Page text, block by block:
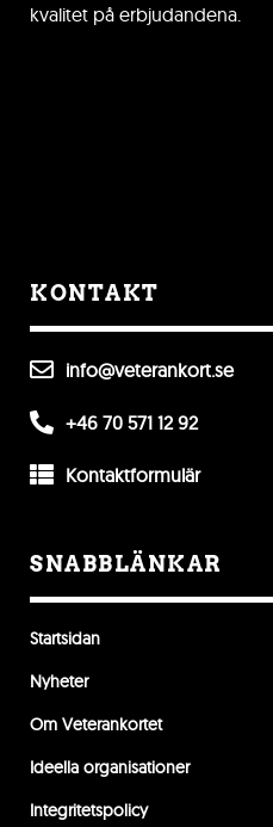
kvalitet på erbjudandena.
KONTAKT
info@veterankort.se
+46 70 571 12 92
Kontaktformulär
SNABBLÄNKAR
Startsidan
Nyheter
Om Veterankortet
Ideella organisationer
Integritetspolicy